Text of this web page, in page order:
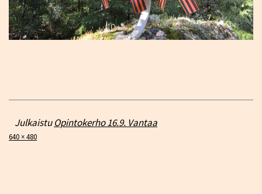
JulkaistuOpintokerho 16.9. Vantaa
Täysikokoinen
640 × 480